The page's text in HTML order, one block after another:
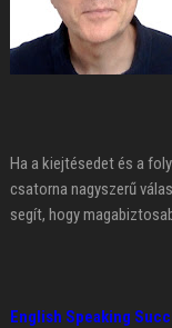
Ha a kiejtésedet és a
csatorna nagyszerű
segít, hogy
English Speaking